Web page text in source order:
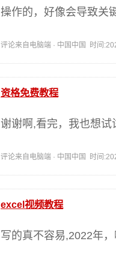
操作的，好像会导致关
评论来自电脑端 · 中国中国 时间
资格免费教程
谢谢啊,看完，我也想试
评论来自电脑端 · 中国中国 时间
excel视频教程
写的真不容易,2022年